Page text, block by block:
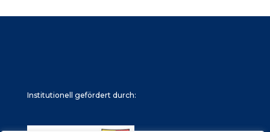
Institutionell gefördert durch: